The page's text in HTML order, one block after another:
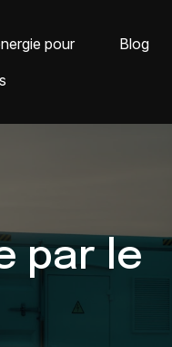
pour
Blog
par le